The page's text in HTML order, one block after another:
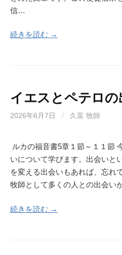
信…
続きを読む →
イエスとペテロの
2026年6月7日 / 久富 牧師
ルカの福音書5章１節～１１節
いについて学びます。出会いと
を変える出会いもあれば、忘れ
牧師として多くの人との出会い
続きを読む →